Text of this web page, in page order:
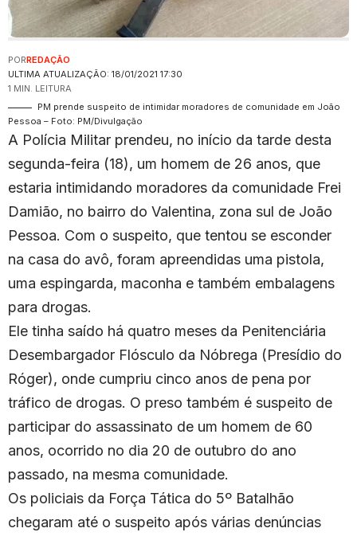
ULTIMA ATUALIZAÇÃO: 18/01/2021 17:30
PORREDAÇÃO
1 MIN. LEITURA
PM prende suspeito de intimidar moradores de comunidade em João
Pessoa – Foto: PM/Divulgação
A Polícia Militar prendeu, no início da tarde desta
segunda-feira (18), um homem de 26 anos, que
estaria intimidando moradores da comunidade Frei
Damião, no bairro do Valentina, zona sul de João
Pessoa. Com o suspeito, que tentou se esconder
na casa do avô, foram apreendidas uma pistola,
uma espingarda, maconha e também embalagens
para drogas.
Ele tinha saído há quatro meses da Penitenciária
Desembargador Flósculo da Nóbrega (Presídio do
Róger), onde cumpriu cinco anos de pena por
tráfico de drogas. O preso também é suspeito de
participar do assassinato de um homem de 60
anos, ocorrido no dia 20 de outubro do ano
passado, na mesma comunidade.
Os policiais da Força Tática do 5º Batalhão
chegaram até o suspeito após várias denúncias